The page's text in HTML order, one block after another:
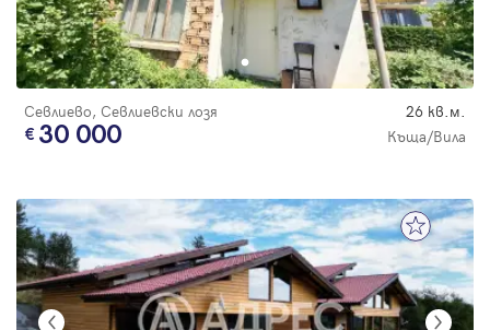
Севлиево, Севлиевски лозя 26 кв.м.
30 000 Къща/Вила